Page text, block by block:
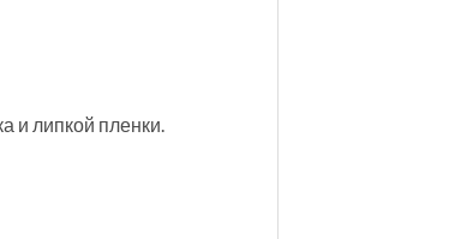
и липкой пленки.